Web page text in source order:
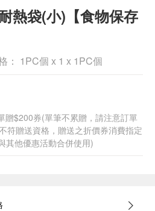
熱袋(小)【食物保存
： 1PC個 x 1 x 1PC個
贈$200券(單筆不累贈，請注意訂單
符贈送資格，贈送之折價券消費指定
其他優惠活動合併使用)